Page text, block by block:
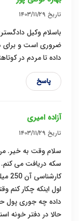
تاریخ ۱۴۰۳/۱۱/۲۹
باسلام وکیل
ضروری است و برای
داده تا مردم در
پاسخ
آزاده امیری
تاریخ ۱۴۰۳/۱۱/۲۹
سلام وقت به خیر.
سکه دریافت می
اول اینکه چکار کنم
داده چه جوری پول
حالا در دفتر خونه